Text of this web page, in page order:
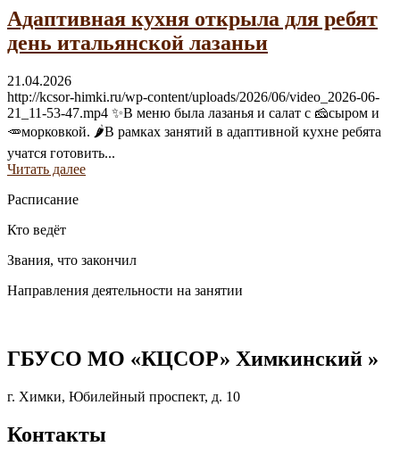
Адаптивная кухня открыла для ребят
день итальянской лазаньи
21.04.2026
http://kcsor-himki.ru/wp-content/uploads/2026/06/video_2026-06-
21_11-53-47.mp4 ✨В меню была лазанья и салат с 🧀сыром и
🥕морковкой. 🌶В рамках занятий в адаптивной кухне ребята
учатся готовить...
Читать далее
Расписание
Кто ведёт
Звания, что закончил
Направления деятельности на занятии
ГБУСО МО «КЦСОР» Химкинский »
г. Химки, Юбилейный проспект, д. 10
Контакты